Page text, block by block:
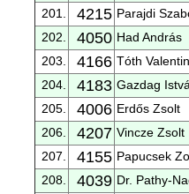
201.
4215 Parajdi
202.
4050 Had András
203.
4166 Tóth Valentin
204.
4183 Gazdag
205.
4006 Erdős Zsolt
206.
4207 Vincze Zsolt
207.
4155 Papucsek
208.
4039 Dr. Pathy-